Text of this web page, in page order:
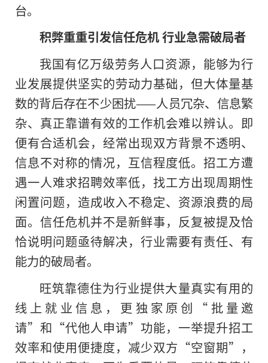
台。
积弊重重引发信任危机 行业急需破局者
我国有亿万级劳务人口资源，能够为行
业发展提供坚实的劳动力基础，但大体量基
数的背后存在不少困扰——人员冗杂、信息繁
杂、真正靠谱有效的工作机会难以辨认。即
便有合适机会，经常出现双方背景不透明、
信息不对称的情况，互信程度低。招工方遭
遇一人难求招聘效率低，找工方出现周期性
闲置问题，造成收入不稳定、资源浪费的局
面。信任危机并不是新鲜事，反复被提及恰
恰说明问题亟待解决，行业需要有责任、有
能力的破局者。
旺筑靠德住为行业提供大量真实有用的
线上就业信息，更独家原创“批量邀
请”和“代他人申请”功能，一举提升招工
效率和使用便捷度，减少双方“空窗期”，